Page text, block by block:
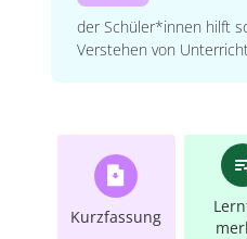
der Schüler*innen hilft
Verstehen von
Kurzfassung